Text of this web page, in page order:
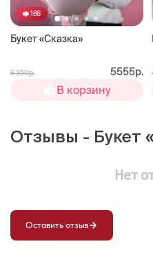
166
Букет «Сказка»
6 350р. 5555р.
В корзину
Отзывы - Букет
Нет
Оставить отзыв